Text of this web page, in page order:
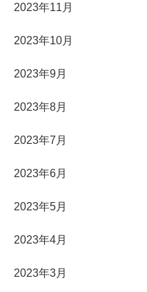
2023年11月
2023年10月
2023年9月
2023年8月
2023年7月
2023年6月
2023年5月
2023年4月
2023年3月